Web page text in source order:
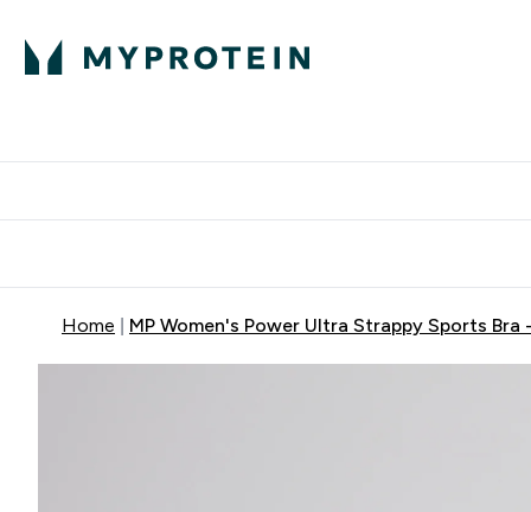
Home MP Women's Power Ultra Strappy Sports Bra